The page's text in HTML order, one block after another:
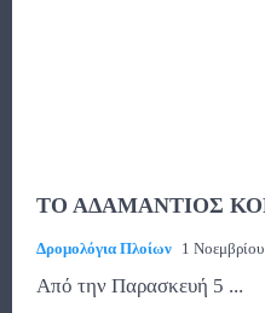
ΤΟ ΑΔΑΜΑΝΤΙΟΣ
Δρομολόγια Πλοίων 1
Από την Παρασκευή 5 ...